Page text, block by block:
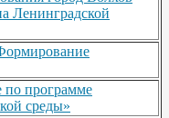
Ленинградской
по программе
среды»